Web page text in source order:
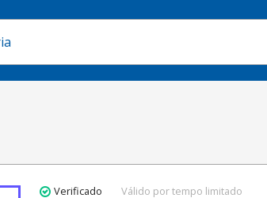
Verificado Válido por tempo limitado